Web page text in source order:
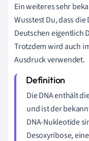
Ein weiteres sehr
Wusstest Du, dass die
Deutschen eigentlich
Trotzdem wird auch
Ausdruck verwendet.
Die DNA enthält
und ist der
DNA-Nukleotide
Desoxyribose,